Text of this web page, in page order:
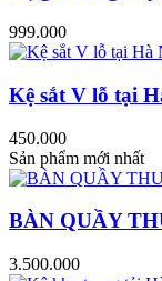
999.000
Kệ sắt V lỗ tại
450.000
Sản phẩm mới nhất
BÀN QUẦY
3.500.000